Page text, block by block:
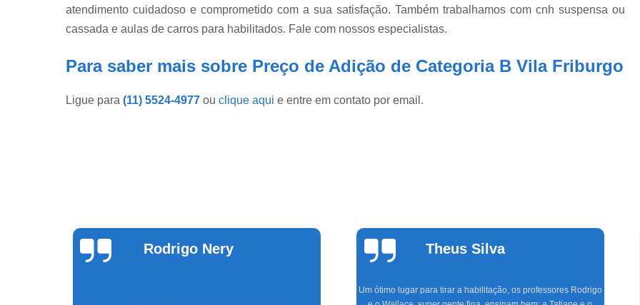
atendimento cuidadoso e comprometido com a sua satisfação. Também trabalhamos com cnh suspensa ou
cassada e aulas de carros para habilitados. Fale com nossos especialistas.
Para saber mais sobre Preço de Adição de Categoria B Vila Friburgo
Ligue para (11) 5524-4977 ou clique aqui e entre em contato por email.
Theus Silva
Cinthia
Alvarenga
Fazer aulas com a Marinho foi a melhor experiência que tive,